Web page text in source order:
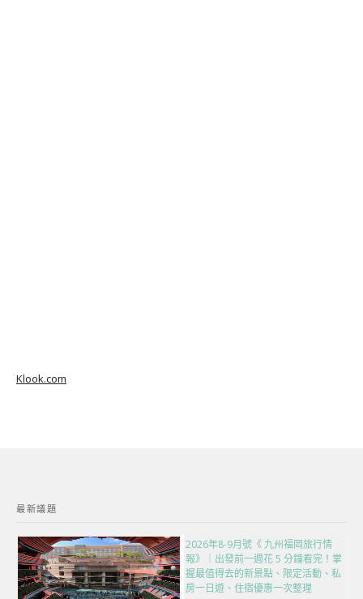
Klook.com
最新議題
2026年8-9月號《 九州福岡旅行情
報》｜出發前一週花 5 分鐘看完！掌
握最值得去的新景點、限定活動、私
房一日遊、住宿優惠一次整理